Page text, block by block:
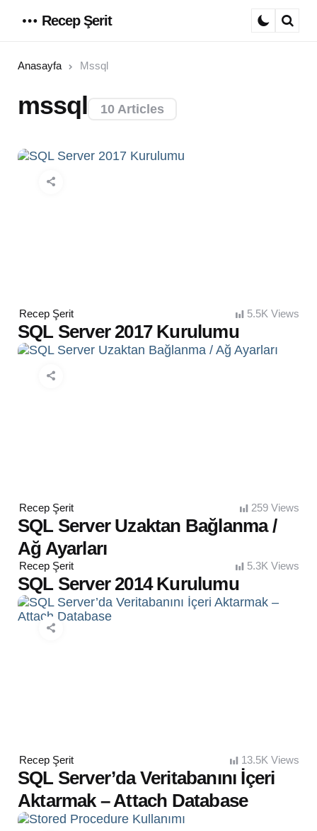
Recep Şerit
Anasayfa Mssql
10 Articles
mssql
Posted
by
Recep Şerit 5.5K Views
SQL Server 2017 Kurulumu
Posted
by
Recep Şerit 259 Views
SQL Server Uzaktan Bağlanma /
Ağ Ayarları
Posted
by
Recep Şerit 5.3K Views
SQL Server 2014 Kurulumu
Posted
by
Recep Şerit 13.5K Views
SQL Server’da Veritabanını İçeri
Aktarmak – Attach Database